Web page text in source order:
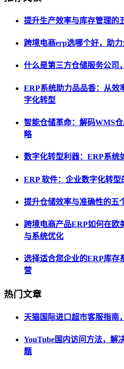
提升生产效率与库存管理的
跨境电商erp选哪个好，助
什么是第三方仓储服务公司
ERP系统助力品品香：从效
字化转型
智能仓储革命：解码WMS
略
数字化转型利器：ERP系统
ERP 软件：企业数字化转型
提升仓储效率与准确性的五
跨境电商产品ERP如何在欧
与系统优化
选择适合您企业的ERP库存
营
热门文章
天猫国际进口超市客服指南
YouTube国内访问方法，解
题